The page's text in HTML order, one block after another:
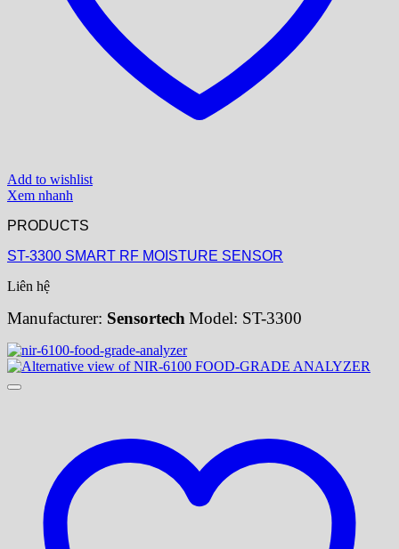
Add to wishlist
Xem nhanh
PRODUCTS
ST-3300 SMART RF MOISTURE SENSOR
Liên hệ
Manufacturer: Sensortech Model: ST-3300